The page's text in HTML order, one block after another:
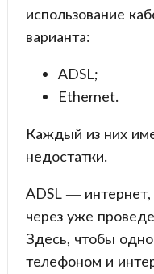
использование
варианта:
ADSL;
Ethernet.
Каждый из них
недостатки.
ADSL —
через уже
Здесь, чтобы
телефоном и